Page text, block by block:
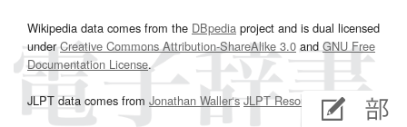
Wikipedia data comes from the DBpedia project and is dual licensed
underCreative Commons Attribution-ShareAlike 3.0and GNU Free
Documentation License.
JLPT data comes from Jonathan Waller‘s JLPT Resourcespage.